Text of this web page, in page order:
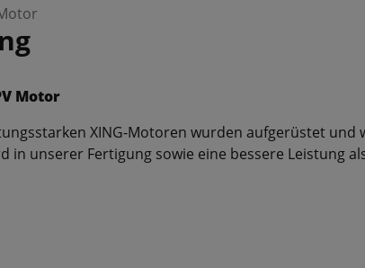
Motor
XING-Motoren wurden aufgerüstet und
in unserer Fertigung sowie eine bessere Leistung